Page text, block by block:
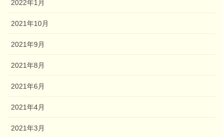
2022年1月
2021年10月
2021年9月
2021年8月
2021年6月
2021年4月
2021年3月